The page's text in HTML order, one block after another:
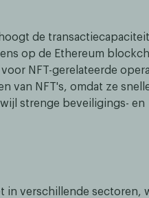
de
op de Ethereum
NFT-gerelateerde
van NFT's, omdat ze
strenge beveiligings- en
in verschillende sectoren,